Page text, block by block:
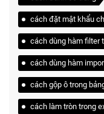
cách đặt mật khẩu
cách dùng hàm filter
cách dùng hàm
cách gộp ô trong
cách làm tròn trong